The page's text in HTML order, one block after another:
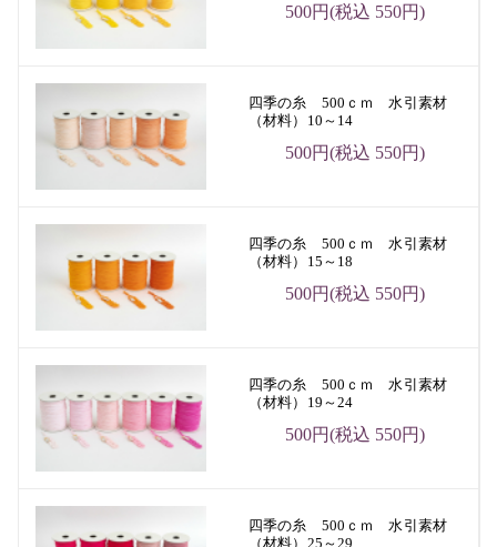
500円(税込 550円)
四季の糸 500ｃｍ 水引素材
（材料）10～14
500円(税込 550円)
四季の糸 500ｃｍ 水引素材
（材料）15～18
500円(税込 550円)
四季の糸 500ｃｍ 水引素材
（材料）19～24
500円(税込 550円)
四季の糸 500ｃｍ 水引素材
（材料）25～29